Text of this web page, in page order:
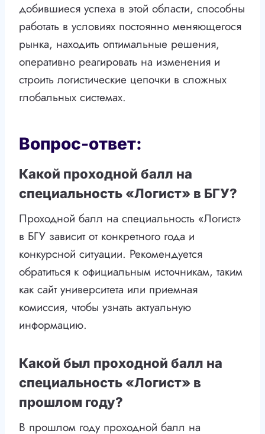
добившиеся успеха в этой области, способны
работать в условиях постоянно меняющегося
рынка, находить оптимальные решения,
оперативно реагировать на изменения и
строить логистические цепочки в сложных
глобальных системах.
Вопрос-ответ:
Какой проходной балл на
специальность «Логист» в БГУ?
Проходной балл на специальность «Логист»
в БГУ зависит от конкретного года и
конкурсной ситуации. Рекомендуется
обратиться к официальным источникам, таким
как сайт университета или приемная
комиссия, чтобы узнать актуальную
информацию.
Какой был проходной балл на
специальность «Логист» в
прошлом году?
В прошлом году проходной балл на